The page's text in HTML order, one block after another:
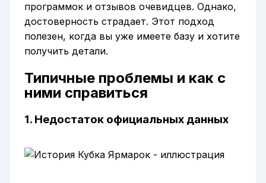
программок и отзывов очевидцев. Однако,
достоверность страдает. Этот подход
полезен, когда вы уже имеете базу и хотите
получить детали.
Типичные проблемы и как с
ними справиться
1. Недостаток официальных данных